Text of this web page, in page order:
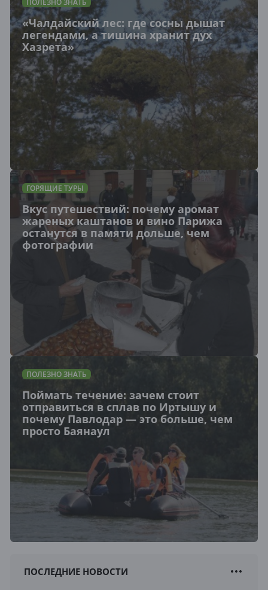
ПОЛЕЗНО ЗНАТЬ
«Чалдайский лес: где сосны дышат
легендами, а тишина хранит дух
Хазрета»
ГОРЯЩИЕ ТУРЫ
Вкус путешествий: почему аромат
жареных каштанов и вино Парижа
останутся в памяти дольше, чем
фотографии
ПОЛЕЗНО ЗНАТЬ
Поймать течение: зачем стоит
отправиться в сплав по Иртышу и
почему Павлодар — это больше, чем
просто Баянаул
ПОСЛЕДНИЕ НОВОСТИ